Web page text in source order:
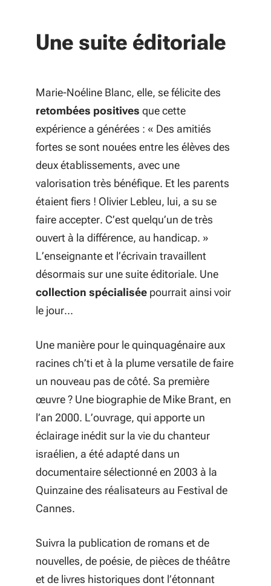
Une suite éditoriale
Marie-Noéline Blanc, elle, se félicite des
retombées positives que cette
expérience a générées : « Des amitiés
fortes se sont nouées entre les élèves des
deux établissements, avec une
valorisation très bénéfique. Et les parents
étaient fiers ! Olivier Lebleu, lui, a su se
faire accepter. C’est quelqu’un de très
ouvert à la différence, au handicap. »
L’enseignante et l’écrivain travaillent
désormais sur une suite éditoriale. Une
collection spécialisée pourrait ainsi voir
le jour...
Une manière pour le quinquagénaire aux
racines ch’ti et à la plume versatile de faire
un nouveau pas de côté. Sa première
œuvre ? Une biographie de Mike Brant, en
l’an 2000. L’ouvrage, qui apporte un
éclairage inédit sur la vie du chanteur
israélien, a été adapté dans un
documentaire sélectionné en 2003 à la
Quinzaine des réalisateurs au Festival de
Cannes.
Suivra la publication de romans et de
nouvelles, de poésie, de pièces de théâtre
et de livres historiques dont l’étonnant